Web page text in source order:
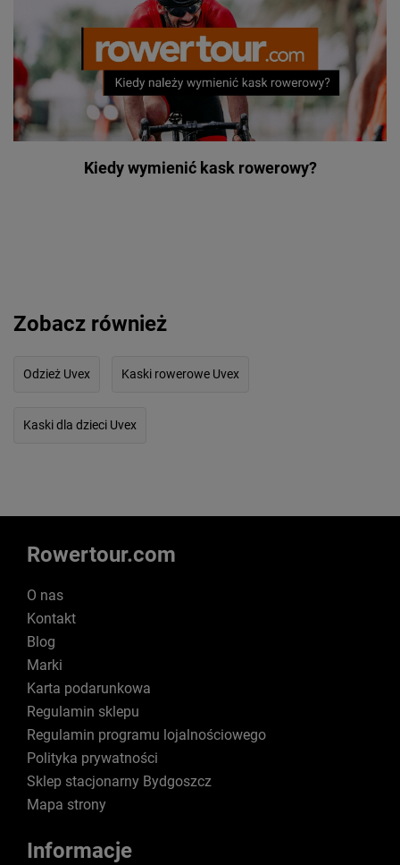
Kiedy wymienić kask rowerowy?
Zobacz również
Odzież Uvex Kaski rowerowe Uvex
Kaski dla dzieci Uvex
Rowertour.com
O nas
Kontakt
Blog
Marki
Karta podarunkowa
Regulamin sklepu
Regulamin programu lojalnościowego
Polityka prywatności
Sklep stacjonarny Bydgoszcz
Mapa strony
Informacje